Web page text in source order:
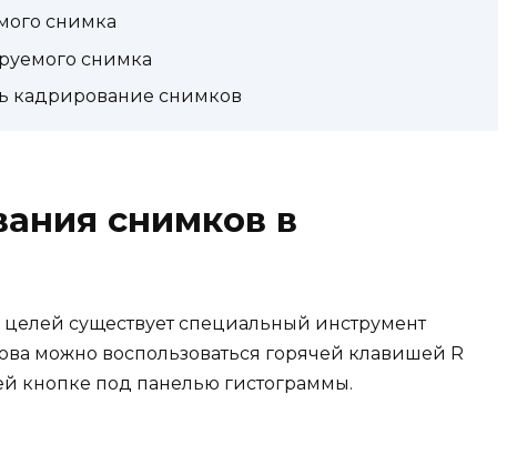
снимка
снимка
кадрирование снимков
снимков в
существует специальный инструмент
можно воспользоваться горячей клавишей R
кнопке под панелью гистограммы.